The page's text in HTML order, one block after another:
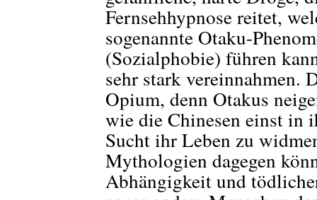
Fernsehhypnose reitet,
sogenannte Otaku-
(Sozialphobie) führen
sehr stark
Opium, denn Otakus
wie die Chinesen einst in
Sucht ihr Leben zu
Mythologien dagegen
Abhängigkeit und